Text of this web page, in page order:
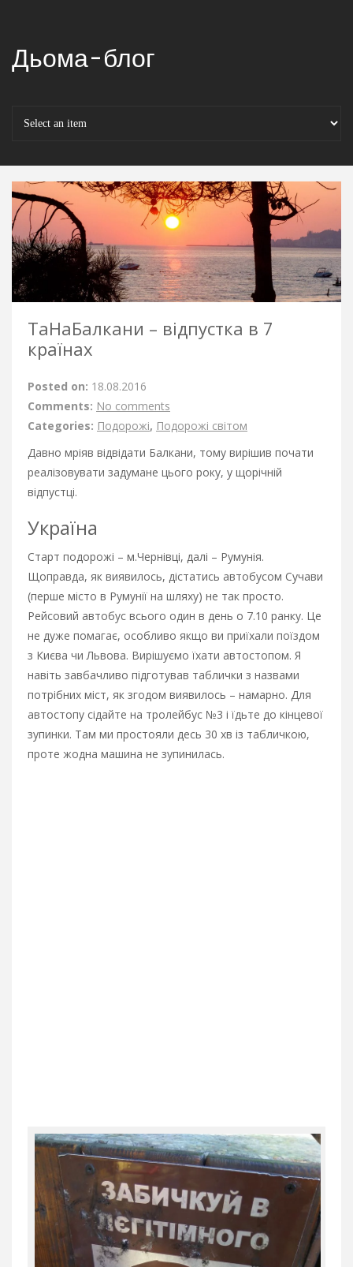
Дьома-блог
ТаНаБалкани – відпустка в 7
країнах
Posted on: 18.08.2016
Comments: No comments
Categories: Подорожі, Подорожі світом
Давно мріяв відвідати Балкани, тому вирішив почати
реалізовувати задумане цього року, у щорічній
відпустці.
Україна
Старт подорожі – м.Чернівці, далі – Румунія.
Щоправда, як виявилось, дістатись автобусом Сучави
(перше місто в Румунії на шляху) не так просто.
Рейсовий автобус всього один в день о 7.10 ранку. Це
не дуже помагає, особливо якщо ви приїхали поїздом
з Києва чи Львова. Вирішуємо їхати автостопом. Я
навіть завбачливо підготував таблички з назвами
потрібних міст, як згодом виявилось – намарно. Для
автостопу сідайте на тролейбус №3 і їдьте до кінцевої
зупинки. Там ми простояли десь 30 хв із табличкою,
проте жодна машина не зупинилась.